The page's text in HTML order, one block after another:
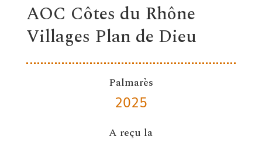
AOC Côtes du Rhône
Villages Plan de Dieu
Palmarès
2025
A reçu la